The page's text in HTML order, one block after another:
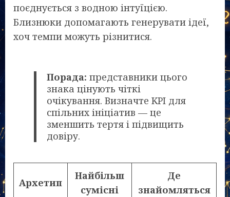
поєднується з водною інтуїцією.
Близнюки допомагають генерувати ідеї,
хоч темпи можуть різнитися.
Порада: представники цього
знака цінують чіткі
очікування. Визначте KPI для
спільних ініціатив — це
зменшить тертя і підвищить
довіру.
Архетип
Найбільш
сумісні
Де
знайомляться